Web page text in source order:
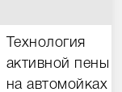
Технология
активной пены
на автомойках